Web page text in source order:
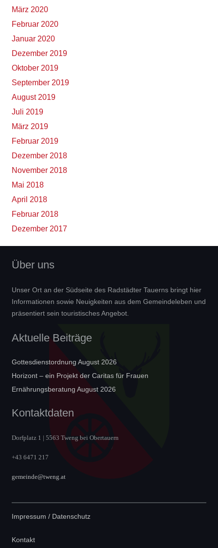
März 2020
Februar 2020
Januar 2020
Dezember 2019
Oktober 2019
September 2019
August 2019
Juli 2019
März 2019
Februar 2019
Dezember 2018
November 2018
Mai 2018
April 2018
Februar 2018
Dezember 2017
Über uns
Unser Ort an der Südseite des Radstädter Tauerns bringt hier
Informationen sowie Neuigkeiten aus dem Gemeindeleben und
präsentiert sein touristisches Angebot.
Aktuelle Beiträge
Gottesdienstordnung August 2026
Horizont – ein Projekt der Caritas für Frauen
Ernährungsberatung August 2026
Kontaktdaten
Dorfplatz 1 | 5563 Tweng bei Obertauern
+43 6471 217
gemeinde@tweng.at
Impressum / Datenschutz
Kontakt